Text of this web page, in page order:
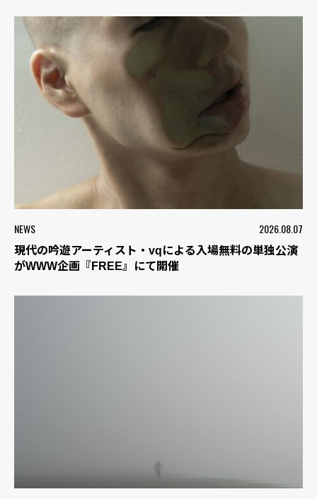
NEWS 2026.08.07
現代の吟遊アーティスト・vqによる入場無料の単独公演
がWWW企画『FREE』にて開催